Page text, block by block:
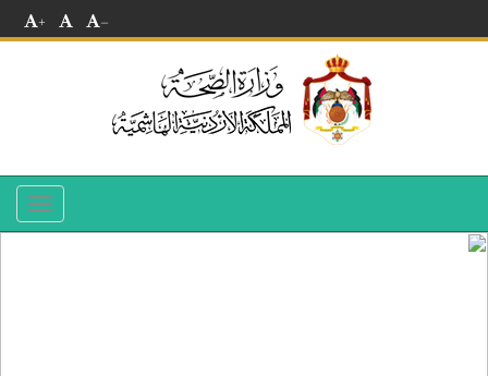
+
Toggle
navigation